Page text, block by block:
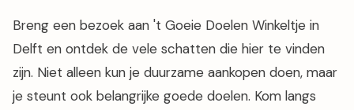
Breng een bezoek aan 't Goeie Doelen Winkeltje in
Delft en ontdek de vele schatten die hier te vinden
zijn. Niet alleen kun je duurzame aankopen doen, maar
je steunt ook belangrijke goede doelen. Kom langs